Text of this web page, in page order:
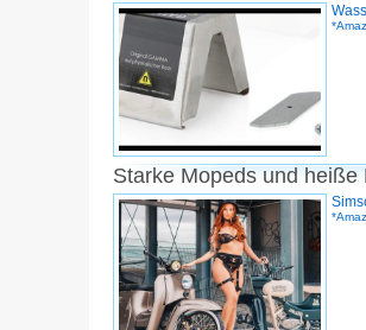
Starke Mopeds und heiße